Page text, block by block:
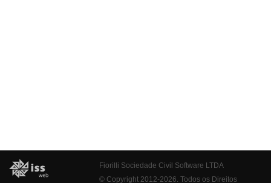
Fiorilli Sociedade Civil Software LTDA
© Copyright 2012-2026. Todos os Direitos